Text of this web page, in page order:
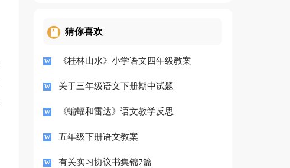
猜你喜欢
《桂林山水》小学语文四年级教案
关于三年级语文下册期中试题
《蝙蝠和雷达》语文教学反思
五年级下册语文教案
有关实习协议书集锦7篇